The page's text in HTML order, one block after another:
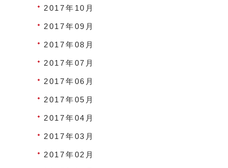
2017年10月
2017年09月
2017年08月
2017年07月
2017年06月
2017年05月
2017年04月
2017年03月
2017年02月